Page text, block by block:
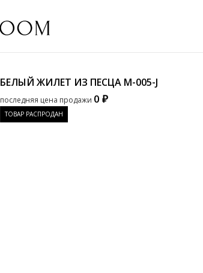
БЕЛЫЙ ЖИЛЕТ ИЗ ПЕСЦА M-005-J
последняя цена продажи 0 ₽
ТОВАР РАСПРОДАН